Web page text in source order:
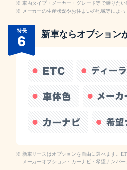
車両タイプ・メーカー・グレード等で乗りたい
メーカーの生産状況やお住まいの地域等によっ
特長
6 新車ならオプション
新車リースはオプションを自由に選べます。
メーカーオプション・カーナビ・希望ナンバー